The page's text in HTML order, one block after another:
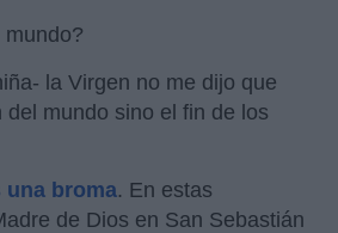
la Virgen no me dijo que
mundo sino el fin de los
una broma. En estas
de Dios en San Sebastián